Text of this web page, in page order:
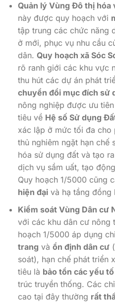
Quản lý Vùng Đô thị hóa
này được quy hoạch với
tập trung các chức năng
ở mới, phục vụ nhu cầu
dân. Quy hoạch xã Sóc
rõ ranh giới các khu vực
thu hút các dự án phát
chuyển đổi mục đích sử
nông nghiệp được ưu
tiêu về Hệ số Sử dụng
xác lập ở mức tối đa cho
thủ nghiêm ngặt hạn chế
hóa sử dụng đất và tạo
dịch vụ sầm uất, tạo
Quy hoạch 1/5000 cũng
hiện đạivà hạ tầng đồng
Kiểm soát Vùng Dân cư
với các khu dân cư nông
hoạch 1/5000 áp dụng
trang và ổn định dân cư
soát), hạn chế phát triển
tiêu là bảo tồn các yếu
trúc truyền thống. Các
cao tại đây thường rất